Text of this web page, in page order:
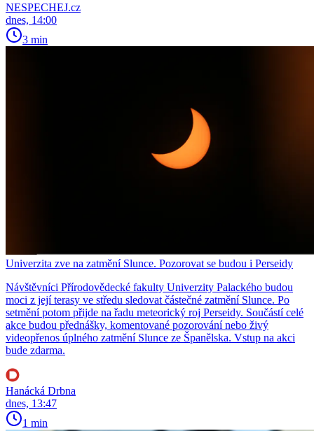
NESPECHEJ.cz
dnes, 14:00
3 min
Univerzita zve na zatmění Slunce. Pozorovat se budou i Perseidy
Návštěvníci Přírodovědecké fakulty Univerzity Palackého budou
moci z její terasy ve středu sledovat částečné zatmění Slunce. Po
setmění potom přijde na řadu meteorický roj Perseidy. Součástí celé
akce budou přednášky, komentované pozorování nebo živý
videopřenos úplného zatmění Slunce ze Španělska. Vstup na akci
bude zdarma.
Hanácká Drbna
dnes, 13:47
1 min